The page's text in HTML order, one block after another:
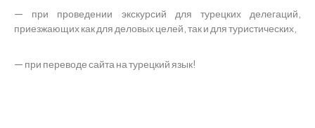
— при проведении экскурсий для турецких делегаций,
приезжающих как для деловых целей, так и для туристических,
— при переводе сайта на турецкий язык!